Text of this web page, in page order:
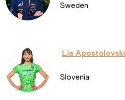
Sweden
Lia Apostolovski
Slovenia